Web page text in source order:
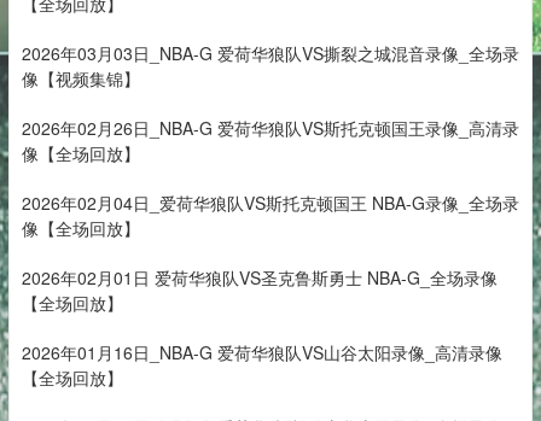
2026年03月03日_NBA-G 爱荷华狼队VS撕裂之城混音录像_全场录
像【视频集锦】
2026年02月26日_NBA-G 爱荷华狼队VS斯托克顿国王录像_高清录
像【全场回放】
2026年02月04日_爱荷华狼队VS斯托克顿国王 NBA-G录像_全场录
像【全场回放】
2026年02月01日 爱荷华狼队VS圣克鲁斯勇士 NBA-G_全场录像
【全场回放】
2026年01月16日_NBA-G 爱荷华狼队VS山谷太阳录像_高清录像
【全场回放】